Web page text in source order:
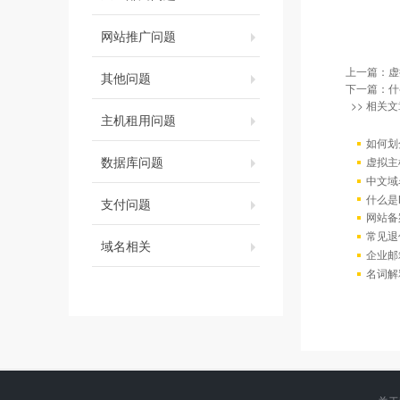
网站推广问题
其他问题
主机租用问题
数据库问题
支付问题
域名相关
上一篇：
下一篇：
>> 相关
如何
虚拟
中文
什么
网站
常见
企业
名词